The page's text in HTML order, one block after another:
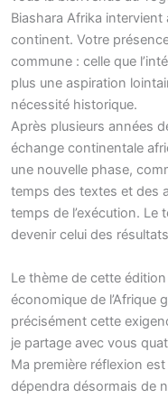
Biashara Afrika
continent. Votre
commune : celle que
plus une aspiration
nécessité historique.
Après plusieurs années
échange continentale
une nouvelle phase,
temps des textes et des
temps de l’exécution.
devenir celui des
Le thème de cette
économique de l’Afrique
précisément cette
je partage avec vous
Ma première réflexion
dépendra désormais de